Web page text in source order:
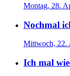
Montag, 28.
Nochmal
Mittwoch, 22.
Ich mal